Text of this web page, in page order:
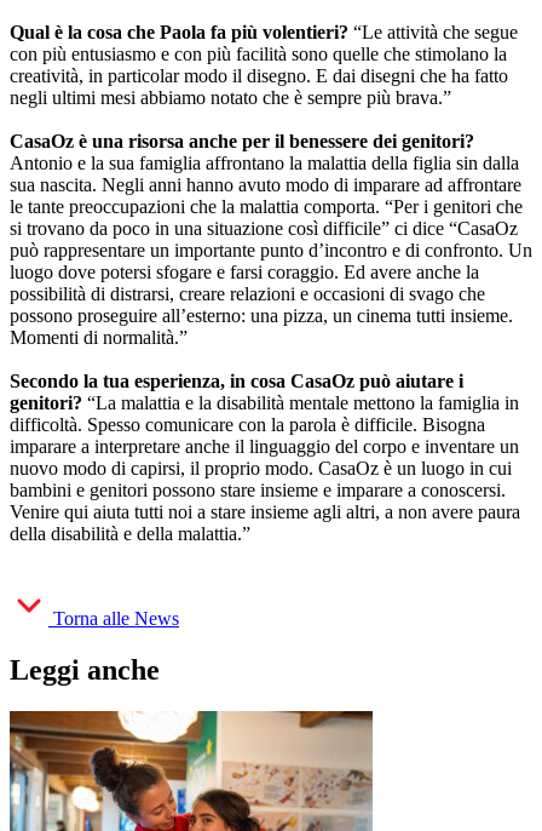
Qual è la cosa che Paola fa più volentieri? “Le attività che segue
con più entusiasmo e con più facilità sono quelle che stimolano la
creatività, in particolar modo il disegno. E dai disegni che ha fatto
negli ultimi mesi abbiamo notato che è sempre più brava.”
CasaOz è una risorsa anche per il benessere dei genitori?
Antonio e la sua famiglia affrontano la malattia della figlia sin dalla
sua nascita. Negli anni hanno avuto modo di imparare ad affrontare
le tante preoccupazioni che la malattia comporta. “Per i genitori che
si trovano da poco in una situazione così difficile” ci dice “CasaOz
può rappresentare un importante punto d’incontro e di confronto. Un
luogo dove potersi sfogare e farsi coraggio. Ed avere anche la
possibilità di distrarsi, creare relazioni e occasioni di svago che
possono proseguire all’esterno: una pizza, un cinema tutti insieme.
Momenti di normalità.”
Secondo la tua esperienza, in cosa CasaOz può aiutare i
genitori? “La malattia e la disabilità mentale mettono la famiglia in
difficoltà. Spesso comunicare con la parola è difficile. Bisogna
imparare a interpretare anche il linguaggio del corpo e inventare un
nuovo modo di capirsi, il proprio modo. CasaOz è un luogo in cui
bambini e genitori possono stare insieme e imparare a conoscersi.
Venire qui aiuta tutti noi a stare insieme agli altri, a non avere paura
della disabilità e della malattia.”
Torna alle News
Leggi anche